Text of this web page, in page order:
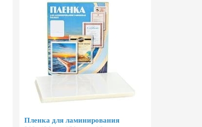
Пленка для ламинирования